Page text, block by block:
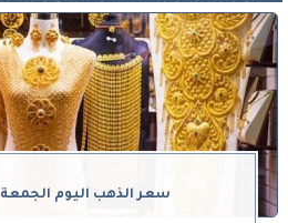
سعر الذهب اليوم الجمعة 23 فبراير 2024